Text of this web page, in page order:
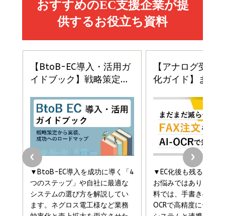
小さな会社は戦略が9割
ドリルを売るには穴を売れ
￥1,815
Brand Shift(ブランド・シフト): 「信頼」で選ばれ
る時代の成長戦略
￥2,420
マーケティングの真実 P&G・グリコで学んだ失敗
と成長の法則
￥2,200
Amazonランキングをもっと見る
anan(アンアン)2026/06/24号 No.2500増刊
スペシャルエディション[王道エンタメの矜持／
￥1,100
anan(アンアン)2026/07/08号 No.2502[2026
年後半、あなたの恋と運命／山田涼介]
￥880
ママ投資家が育休中に１億貯めた株式投資
￥1,870
組織の成果を最大化する ルールのデザイン
￥1,980
Amazonランキングをもっと見る
イシューからはじめよ［改訂版］――知的生産の「シンプ
ルな本質」
￥2,200
経営メモ 16年の起業家人生で得た知見
￥2,750
影響力の武器［新版］：人を動かす七つの原理
￥3,190
フィードバック経営 「沈黙の組織」から「高め合う
組織」へ
Amazonランキングをもっと見る